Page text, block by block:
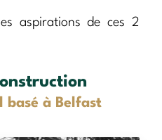
aspirations de ces 2
basé à Belfast